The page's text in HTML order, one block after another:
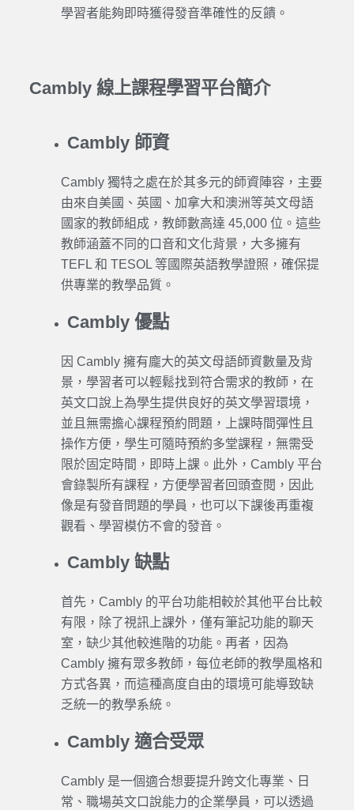
學習者能夠即時獲得發音準確性的反饋。
Cambly 線上課程學習平台簡介
Cambly 師資
Cambly獨特之處在於其多元的師資陣容，主要
由來自美國、英國、加拿大和澳洲等英文母語
國家的教師組成，教師數高達 45,000 位。這些
教師涵蓋不同的口音和文化背景，大多擁有
TEFL 和 TESOL 等國際英語教學證照，確保提
供專業的教學品質。
Cambly 優點
因 Cambly擁有龐大的英文母語師資數量及背
景， 學習者可以輕鬆找到符合需求的教師，在
英文口說上為學生提供良好的英文學習環境，
並且無需擔心課程預約問題，上課時間彈性且
操作方便，學生可隨時預約多堂課程，無需受
限於固定時間，即時上課。此外， Cambly平台
會錄製所有課程，方便學習者回頭查閱，因此
像是有發音問題的學員，也可以下課後再重複
觀看、 學習模仿不會的發音。
Cambly 缺點
首先， Cambly的平台功能相較於其他平台比較
有限，除了視訊上課外，僅有筆記功能的聊天
室，缺少其他較進階的功能。再者，因為
Cambly擁有眾多教師，每位老師的教學風格和
方式各異，而這種高度自由的環境可能導致缺
乏統一的教學系統。
Cambly 適合受眾
Cambly是一個適合想要提升跨文化專業、日
常、職場英文口說能力的企業學員，可以透過